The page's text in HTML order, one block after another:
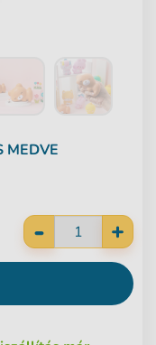
MEDVE
- +